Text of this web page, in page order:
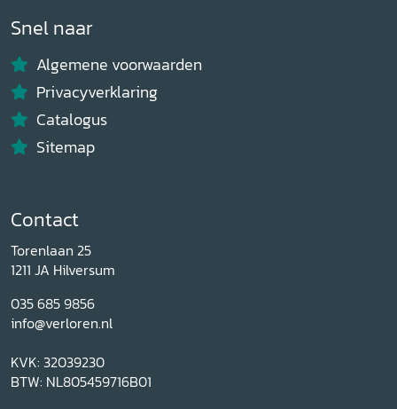
Snel naar
Algemene voorwaarden
Privacyverklaring
Catalogus
Sitemap
Contact
Torenlaan 25
1211 JA Hilversum
035 685 9856
info@verloren.nl
KVK: 32039230
BTW: NL805459716B01